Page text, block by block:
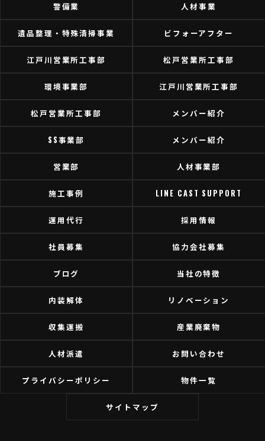
警備業 人材事業
遺品整理・特殊清掃事業 ビフォーアフター
江戸川営業所工事部 松戸営業所工事部
環境事業部 江戸川営業所工事部
松戸営業所工事部 メンバー紹介
SS事業部 メンバー紹介
営業部 人材事業部
施工事例 LINE CAST SUPPORT
運用代行 採用情報
社員募集 協力会社募集
ブログ 当社の特徴
内装解体 リノベーション
収集運搬 産業廃棄物
人材派遣 お問い合わせ
プライバシーポリシー 物件一覧
サイトマップ